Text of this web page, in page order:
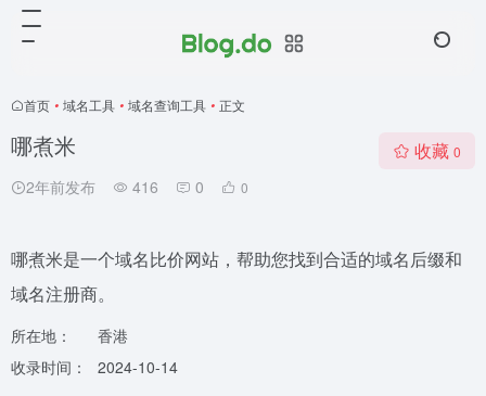
首页 • 域名工具 • 域名查询工具 • 正文
哪煮米
2年前发布 416 0 0
收藏 0
哪煮米是一个域名比价网站，帮助您找到合适的域名后缀和
域名注册商。
所在地：
香港
收录时间：
2024-10-14